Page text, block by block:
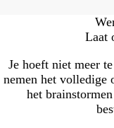
Laat
Je hoeft niet meer
nemen het volledige
het